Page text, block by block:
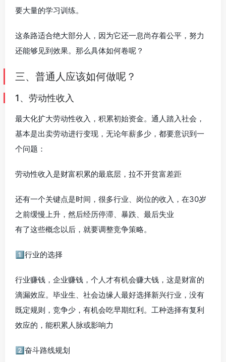
要大量的学习训练。
这条路适合绝大部分人，因为它还一息尚存着公平，努力
还能够见到效果。那么具体如何卷呢？
三、普通人应该如何做呢？
1、劳动性收入
最大化扩大劳动性收入，积累初始资金。通人踏入社会，
基本是出卖劳动进行变现，无论年薪多少，都要意识到一
个问题：
劳动性收入是财富积累的最底层，拉不开贫富差距
还有一个关键点是时间，很多行业、岗位的收入，在30岁
之前缓慢上升，然后经历停滞、暴跌、最后失业
有了这些概念以后，就要调整竞争策略。
1️⃣行业的选择
行业赚钱，企业赚钱，个人才有机会赚大钱，这是财富的
滴漏效应。毕业生、社会边缘人最好选择新兴行业，没有
既定规则，竞争少，有机会吃早期红利。工种选择有复利
效应的，能积累人脉或影响力
2️⃣奋斗路线规划